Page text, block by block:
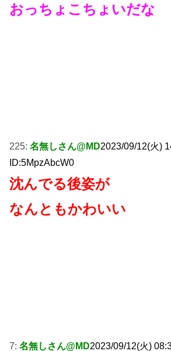
おっちょこちょいだな
225: 名無しさん@MD2023/09/12(火)
ID:5MpzAbcW0
沈んでる後姿が
なんともかわいい
7: 名無しさん@MD2023/09/12(火)